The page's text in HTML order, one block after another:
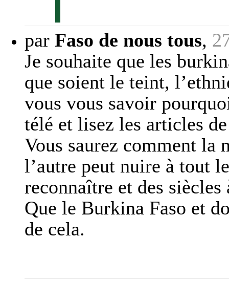
par Faso de nous tous,
Je souhaite que les
que soient le teint,
vous vous savoir
télé et lisez les articles
Vous saurez comment la
l’autre peut nuire à tout
reconnaître et des
Que le Burkina Faso et
de cela.